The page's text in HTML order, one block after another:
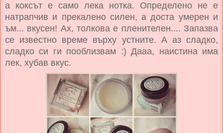
а коксът е само лека нотка. Определено не е
натрапчив и прекалено силен, а доста умерен и
ъм... вкусен! Ах, толкова е пленителен.... Запазва
се известно време върху устните. А аз сладко,
сладко си ги пооблизвам :) Дааа, наистина има
лек, хубав вкус.